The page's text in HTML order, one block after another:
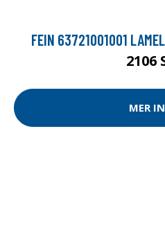
FEIN 63721001001
2106
MER